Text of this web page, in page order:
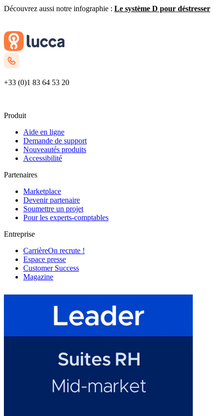
Découvrez aussi notre infographie : Le système D pour déstresser
+33 (0)1 83 64 53 20
Produit
Aide en ligne
Demande de support
Nouveautés produits
Accessibilité
Partenaires
Marketplace
Devenir partenaire
Soumettre un projet
Pour les experts-comptables
Entreprise
CarrièreOn recrute !
Espace presse
Customer Success
Magazine